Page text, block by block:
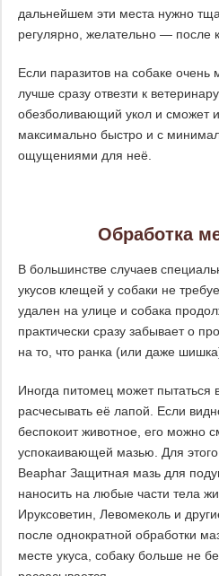
дальнейшем эти места нужно
регулярно, желательно — после
Если паразитов на собаке очень
лучше сразу отвезти к
обезболивающий укол и сможет
максимально быстро и с
ощущениями для неё.
Обработка
В большинстве случаев
укусов клещей у собаки не
удален на улице и собака
практически сразу забывает о
на то, что ранка (или даже
Иногда питомец может пытаться
расчесывать её лапой. Если
беспокоит животное, его можно
успокаивающей мазью. Для
Beaphar Защитная мазь для
наносить на любые части тела
Ируксоветин, Левомеколь и
после однократной обработки
месте укуса, собаку больше не